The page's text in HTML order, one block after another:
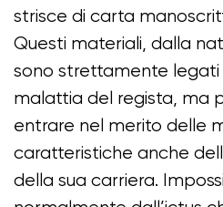
strisce di carta
Questi materiali, dalla
sono strettamente legati
malattia del regista, ma
entrare nel merito delle
caratteristiche anche
della sua carriera.